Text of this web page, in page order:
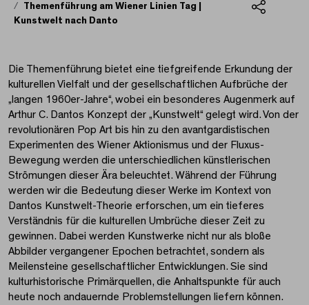
Themenführung am Wiener Linien Tag |
Kunstwelt nach Danto
Themenführung am
Die Themenführung bietet eine tiefgreifende Erkundung der
kulturellen Vielfalt und der gesellschaftlichen Aufbrüche der
„langen 1960er-Jahre“, wobei ein besonderes Augenmerk auf
Arthur C. Dantos Konzept der „Kunstwelt“ gelegt wird. Von der
revolutionären Pop Art bis hin zu den avantgardistischen
Experimenten des Wiener Aktionismus und der Fluxus-
Bewegung werden die unterschiedlichen künstlerischen
Strömungen dieser Ära beleuchtet. Während der Führung
werden wir die Bedeutung dieser Werke im Kontext von
Dantos Kunstwelt-Theorie erforschen, um ein tieferes
Verständnis für die kulturellen Umbrüche dieser Zeit zu
gewinnen. Dabei werden Kunstwerke nicht nur als bloße
Abbilder vergangener Epochen betrachtet, sondern als
Meilensteine gesellschaftlicher Entwicklungen. Sie sind
kulturhistorische Primärquellen, die Anhaltspunkte für auch
heute noch andauernde Problemstellungen liefern können.